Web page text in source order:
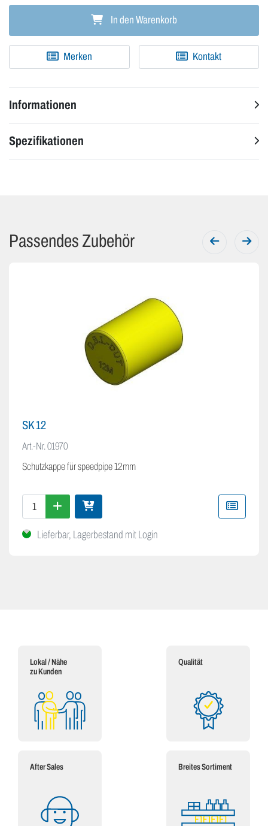
In den Warenkorb
Merken Kontakt
Informationen
Spezifikationen
Passendes Zubehör
SK 12
Art.-Nr.01970
Schutzkappe für speedpipe 12mm
Lieferbar, Lagerbestand mit Login
Lokal / Nähe
zu Kunden
Qualität
After Sales Breites Sortiment